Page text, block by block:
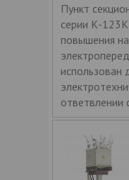
Пункт
серии К-
повышения
использован
ответвлении